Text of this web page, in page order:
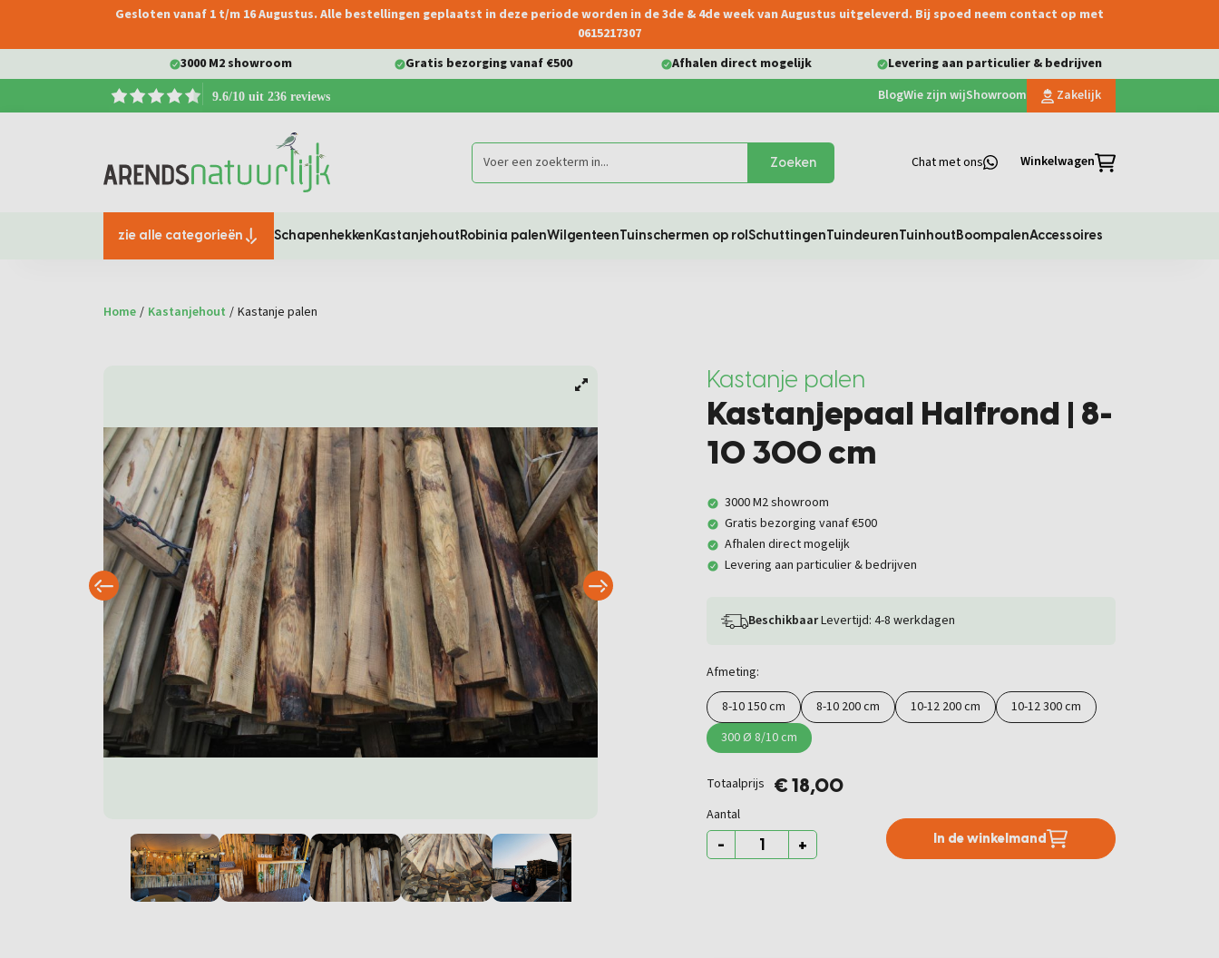
Ga naar de hoofdnavigatie
Gesloten vanaf 1 t/m 16 Augustus. Alle bestellingen geplaatst in deze periode worden in de 3de & 4de week van Augustus uitgeleverd. Bij spoed neem contact op met
0615217307
3000 M2 showroom
Gratis bezorging vanaf €500 Afhalen direct mogelijk Levering aan particulier & bedrijven
9.6/10 uit 236 reviews BlogWie zijn wijShowroom Zakelijk
Chat met ons Winkelwagen
Zoeken
zie alle categorieën SchapenhekkenKastanjehoutRobinia palenWilgenteenTuinschermen op rol SchuttingenTuindeurenTuinhoutBoompalenAccessoires
Home / Kastanjehout / Kastanje palen
Kastanje palen
Kastanjepaal Halfrond | 8-
10 300 cm
3000 M2 showroom
Gratis bezorging vanaf €500
Afhalen direct mogelijk
Levering aan particulier & bedrijven
BeschikbaarLevertijd: 4-8 werkdagen
Afmeting:
8-10 150 cm
8-10 200 cm 10-12 200 cm
10-12 300 cm
300 Ø 8/10 cm
Totaalprijs € 18,00
Aantal
- + In de winkelmand